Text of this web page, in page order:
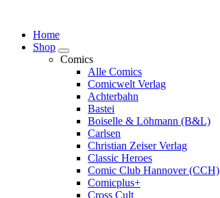
Inhalt
Home
Shop
Comics
Alle Comics
Comicwelt Verlag
Achterbahn
Bastei
Boiselle & Löhmann (B&L)
Carlsen
Christian Zeiser Verlag
Classic Heroes
Comic Club Hannover (CCH)
Comicplus+
Cross Cult